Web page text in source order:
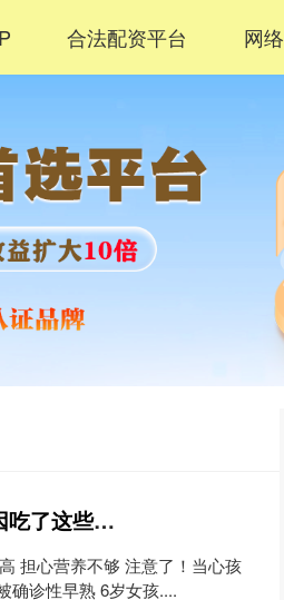
合法配资平台 网
苹果配资官网 6岁小女孩被诊断性早熟，竟因吃了这些……
担心营养不够 注意了！当心孩
确诊性早熟 6岁女孩....